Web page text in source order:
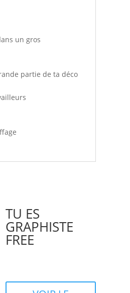
un gros
partie de ta déco
TU ES
GRAPHISTE
FREE